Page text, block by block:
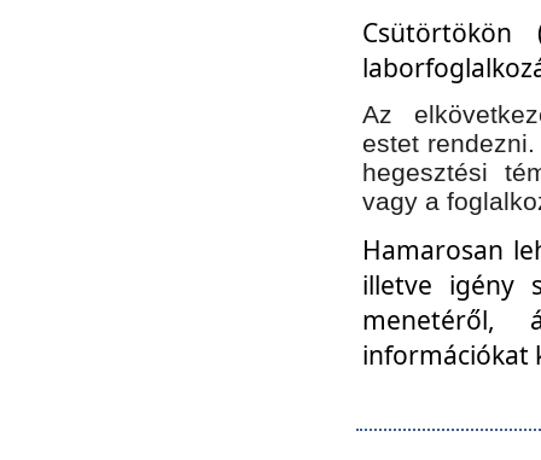
Az
estet
hegesztési
vagy a
Hamarosan
illetve igény
menetéről,
információkat